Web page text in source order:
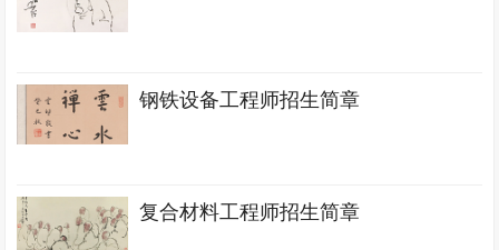
钢铁设备工程师招生简章
复合材料工程师招生简章